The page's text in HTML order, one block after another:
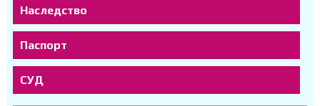
Наследство
Паспорт
СУД